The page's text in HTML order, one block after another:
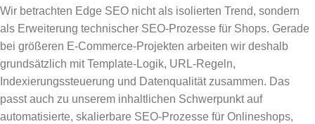
Wir betrachten Edge SEO nicht als isolierten Trend, sondern
als Erweiterung technischer SEO-Prozesse für Shops. Gerade
bei größeren E-Commerce-Projekten arbeiten wir deshalb
grundsätzlich mit Template-Logik, URL-Regeln,
Indexierungssteuerung und Datenqualität zusammen. Das
passt auch zu unserem inhaltlichen Schwerpunkt auf
automatisierte, skalierbare SEO-Prozesse für Onlineshops,